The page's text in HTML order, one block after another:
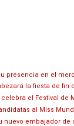
presencia en el
la fiesta de fin
el Festival de
al Miss
nuevo embajador de